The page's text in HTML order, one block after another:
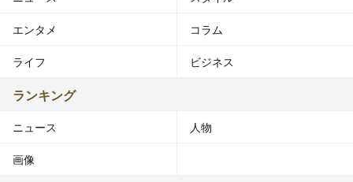
エンタメ コラム
ライフ ビジネス
ランキング
ニュース 人物
画像